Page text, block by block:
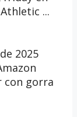
...
2025
con gorra